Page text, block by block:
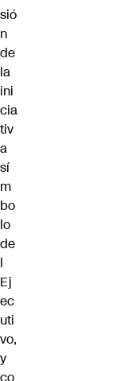
sió
n
de
la
ini
cia
tiv
a
sí
m
bo
lo
de
l
Ej
ec
uti
vo,
y